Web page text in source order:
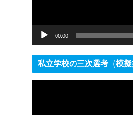
00:00
私立学校の三次選考（模